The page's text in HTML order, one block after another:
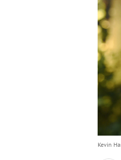
Kevin